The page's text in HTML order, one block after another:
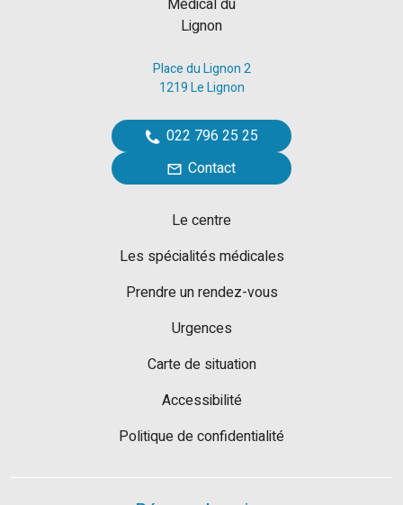
Place du Lignon 2
1219 Le Lignon
022 796 25 25
Contact
Le centre
Les spécialités médicales
Prendre un rendez-vous
Urgences
Carte de situation
Accessibilité
Politique de confidentialité